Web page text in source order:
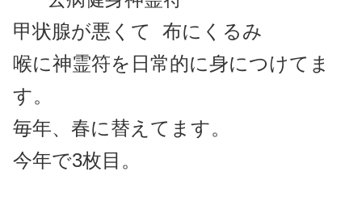
甲状腺が悪くて 布にくるみ
喉に神霊符を日常的に身につけてま
す。
毎年、春に替えてます。
今年で3枚目。